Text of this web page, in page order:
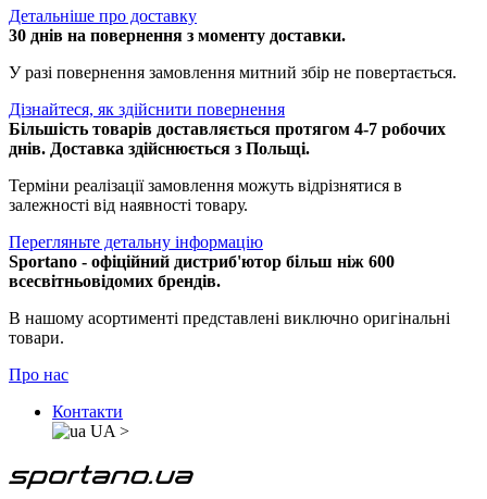
Детальніше про доставку
30 днів на повернення з моменту доставки.
У разі повернення замовлення митний збір не повертається.
Дізнайтеся, як здійснити повернення
Більшість товарів доставляється протягом 4-7 робочих
днів. Доставка здійснюється з Польщі.
Терміни реалізації замовлення можуть відрізнятися в
залежності від наявності товару.
Перегляньте детальну інформацію
Sportano - офіційний дистриб'ютор більш ніж 600
всесвітньовідомих брендів.
В нашому асортименті представлені виключно оригінальні
товари.
Про нас
Контакти
UA >